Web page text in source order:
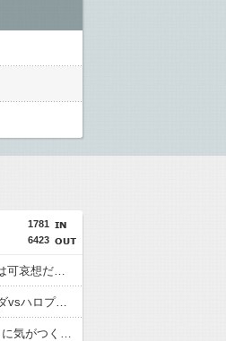
1781
6423
【悲報】NGT48三村妃乃さんの、選抜落ちは可哀想だよね！？【NGT48 12thシングル10月28日発売】
【日向坂46】来月、坂道vsカワラボvsスタダvsハロプロの大激戦
【画像】佐倉綾音(32)、自分のシコポイントに気がつくwwwwwww